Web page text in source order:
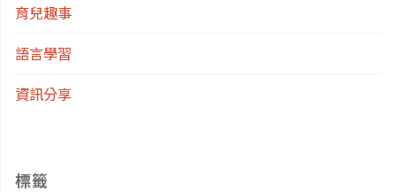
育兒趣事
語言學習
資訊分享
標籤